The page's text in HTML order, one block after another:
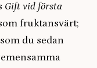
Gift vid första
fruktansvärt;
du sedan